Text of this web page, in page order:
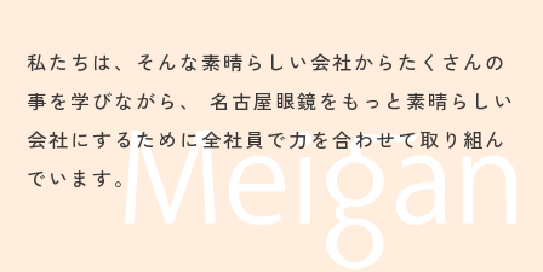
私たちは、そんな素晴らしい会社からたくさんの
事を学びながら、
名古屋眼鏡をもっと素晴らしい
会社にするために全社員で力を合わせて取り組ん
でいます。